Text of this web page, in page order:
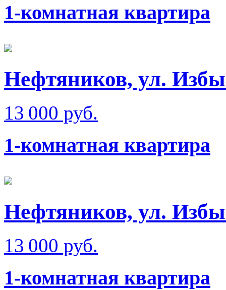
1-комнатная квартира
Нефтяников, ул.
13 000 руб.
1-комнатная квартира
Нефтяников, ул.
13 000 руб.
1-комнатная квартира